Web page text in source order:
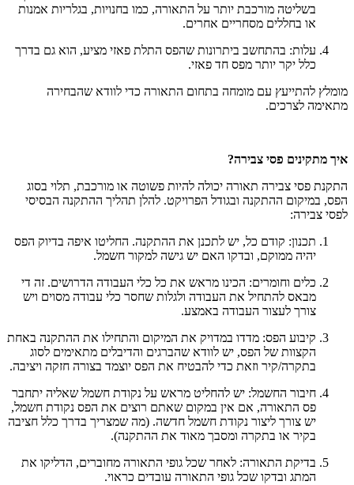
בשליטה מורכבת יותר על התאורה, כמו בחנויות, בגלריות אמנות
או בחללים מסחריים אחרים.
עלות: בהתחשב ביתרונות שהפס התלת פאזי מציע, הוא גם בדרך
כלל יקר יותר מפס חד פאזי.
מומלץ להתייעץ עם מומחה בתחום התאורה כדי לוודא שהבחירה
מתאימה לצרכים.
איך מתקינים פסי צבירה?
התקנת פסי צבירה תאורה יכולה להיות פשוטה או מורכבת, תלוי בסוג
הפס, במיקום ההתקנה ובגודל הפרויקט. להלן תהליך ההתקנה הבסיסי
לפסי צבירה:
תכנון: קודם כל, יש לתכנן את ההתקנה. החליטו איפה בדיוק הפס
יהיה ממוקם, ובדקו האם יש גישה למקור חשמל.
כלים וחומרים: הכינו מראש את כל כלי העבודה הדרושים. זה די
מבאס להתחיל את העבודה ולגלות שחסר כלי עבודה מסוים ויש
צורך לעצור העבודה באמצע.
קיבוע הפס: מדדו במדויק את המיקום והתחילו את ההתקנה באחת
הקצוות של הפס, יש לוודא שהברגים והדיבלים מתאימים לסוג
בתקרה/קיר וזאת כדי להבטיח את הפס יוצמד בצורה חזקה ויציבה.
חיבור החשמל: יש להחליט מראש על נקודת חשמל שאליה יתחבר
פס התאורה, אם אין במקום שאתם רוצים את הפס נקודת חשמל,
יש צורך ליצור נקודת חשמל חדשה. (מה שמצריך בדרך כלל חציבה
בקיר או בתקרה ומסבך מאוד את ההתקנה).
בדיקת התאורה: לאחר שכל גופי התאורה מחוברים, הדליקו את
המתג ובדקו שכל גופי התאורה עובדים כראוי.